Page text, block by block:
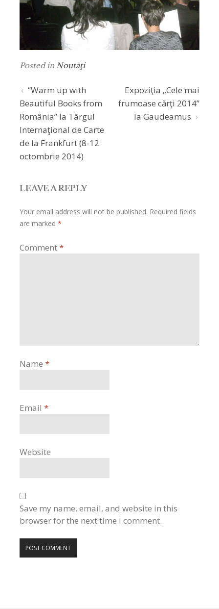
Posted in Noutăţi
Post
navigation
“Warm up with
Beautiful Books from
România” la Târgul
Internaţional de Carte
de la Frankfurt (8-12
octombrie 2014)
Expoziţia „Cele mai
frumoase cărţi 2014”
la Gaudeamus
LEAVE A REPLY
Your email address will not be published. Required fields
are marked *
Comment*
Name *
Email *
Website
Save my name, email, and website in this
browser for the next time I comment.